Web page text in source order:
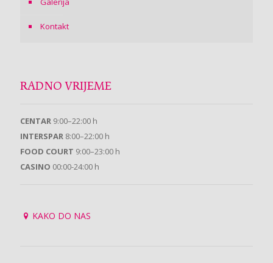
Kontakt
RADNO VRIJEME
CENTAR 9:00–22:00 h
INTERSPAR 8:00–22:00 h
FOOD COURT 9:00–23:00 h
CASINO 00:00-24:00 h
KAKO DO NAS